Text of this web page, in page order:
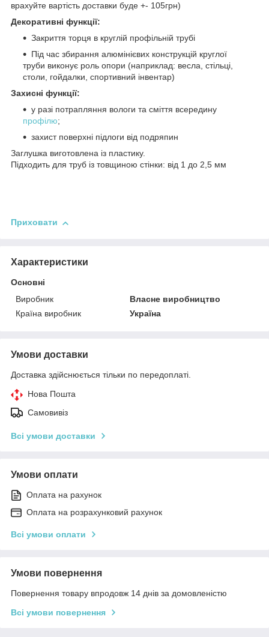
врахуйте вартість доставки буде +- 105грн)
Декоративні функції:
Закриття торця в круглій профільній трубі
Під час збирання алюмінієвих конструкцій круглої
труби виконує роль опори (наприклад: весла, стільці,
столи, гойдалки, спортивний інвентар)
Захисні функції:
у разі потрапляння вологи та сміття всередину
профілю;
захист поверхні підлоги від подряпин
Заглушка виготовлена із пластику.
Підходить для труб із товщиною стінки: від 1 до 2,5 мм
Приховати
Характеристики
Основні
Виробник
Власне виробництво
Країна виробник
Україна
Умови доставки
Доставка здійснюється тільки по передоплаті.
Нова Пошта
Самовивіз
Всі умови доставки
Умови оплати
Оплата на рахунок
Оплата на розрахунковий рахунок
Всі умови оплати
Умови повернення
Повернення товару впродовж 14 днів за домовленістю
Всі умови повернення